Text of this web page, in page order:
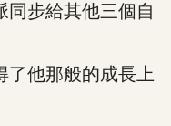
步給其他三個自
他那般的成長上